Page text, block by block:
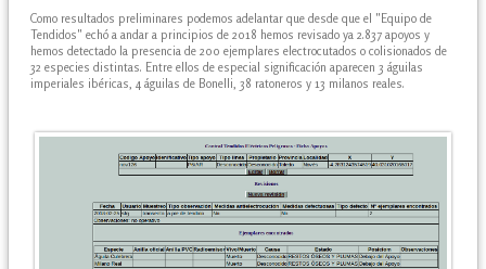
Como resultados preliminares podemos adelantar que desde que el "Equipo de
Tendidos" echó a andar a principios de 2018 hemos revisado ya 2.837 apoyos y
hemos detectado la presencia de 200 ejemplares electrocutados o colisionados de
32 especies distintas. Entre ellos de especial significación aparecen 3 águilas
imperiales ibéricas, 4 águilas de Bonelli, 38 ratoneros y 13 milanos reales.